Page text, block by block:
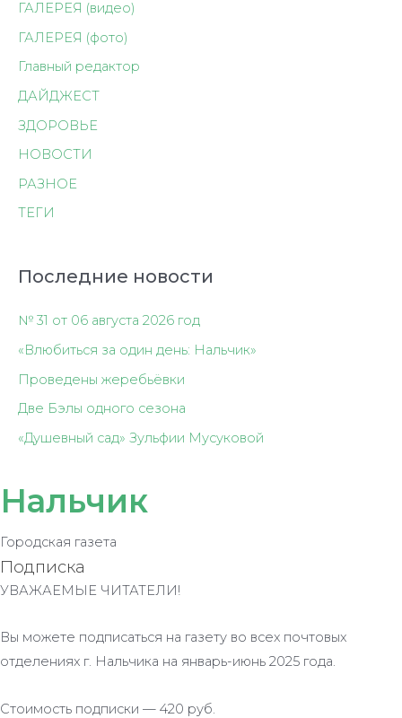
ГАЛЕРЕЯ (видео)
ГАЛЕРЕЯ (фото)
Главный редактор
ДАЙДЖЕСТ
ЗДОРОВЬЕ
НОВОСТИ
РАЗНОЕ
ТЕГИ
Последние новости
№ 31 от 06 августа 2026 год
«Влюбиться за один день: Нальчик»
Проведены жеребьёвки
Две Бэлы одного сезона
«Душевный сад» Зульфии Мусуковой
Нальчик
Городская газета
Подписка
УВАЖАЕМЫЕ ЧИТАТЕЛИ!
Вы можете подписаться на газету во всех почтовых
отделениях г. Нальчика на январь-июнь 2025 года.
Стоимость подписки — 420 руб.